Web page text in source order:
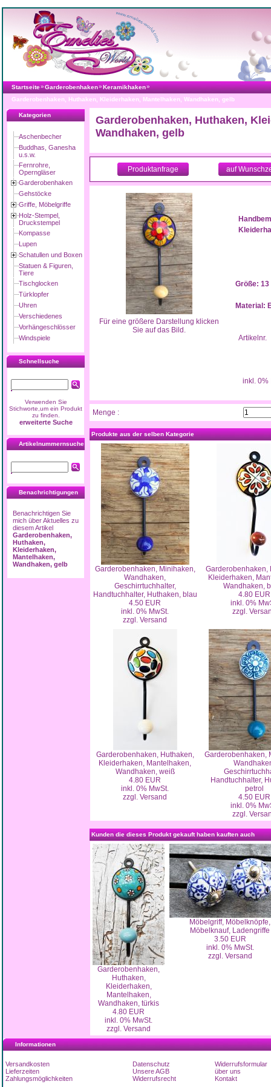
Startseite»Garderobenhaken»Keramikhaken»
Garderobenhaken, Huthaken, Kleiderhaken, Mantelhaken, Wandhaken, gelb
Kategorien
Aschenbecher
Buddhas, Ganesha
u.s.w.
Fernrohre,
Operngläser
Garderobenhaken
Gehstöcke
Griffe, Möbelgriffe
Holz-Stempel,
Druckstempel
Kompasse
Lupen
Schatullen und Boxen
Statuen & Figuren,
Tiere
Tischglocken
Türklopfer
Uhren
Verschiedenes
Vorhängeschlösser
Windspiele
Schnellsuche
Verwenden Sie
Stichworte,um ein Produkt
zu finden.
erweiterte Suche
Artikelnummernsuche
Benachrichtigungen
Benachrichtigen Sie
mich über Aktuelles zu
diesem Artikel
Garderobenhaken,
Huthaken,
Kleiderhaken,
Mantelhaken,
Wandhaken, gelb
Garderobenhaken, Huthaken,
Wandhaken, gelb
Produktanfrage auf
Für eine größere Darstellung klicken
Sie auf das Bild.
Größe:
Material:
Artikelnr.
inkl. 0%
Menge :
Produkte aus der selben Kategorie
Garderobenhaken, Minihaken,
Wandhaken,
Geschirrtuchhalter,
Handtuchhalter, Huthaken, blau
4.50 EUR
inkl. 0% MwSt.
zzgl. Versand
Garderobenhaken,
Kleiderhaken,
Wandhaken,
4.80 EUR
inkl. 0%
zzgl.
Garderobenhaken, Huthaken,
Kleiderhaken, Mantelhaken,
Wandhaken, weiß
4.80 EUR
inkl. 0% MwSt.
zzgl. Versand
Garderobenhaken,
Handtuchhalter,
petrol
4.50 EUR
inkl. 0%
zzgl.
Kunden die dieses Produkt gekauft haben kauften auch
Garderobenhaken,
Huthaken,
Kleiderhaken,
Mantelhaken,
Wandhaken, türkis
4.80 EUR
inkl. 0% MwSt.
zzgl. Versand
Möbelgriff, Möbelknöpfe,
Möbelknauf, Ladengriffe
3.50 EUR
inkl. 0% MwSt.
zzgl. Versand
Informationen
Versandkosten
Lieferzeiten
Zahlungsmöglichkeiten
Datenschutz
Unsere AGB
Widerrufsrecht
Widerrufsformular
über uns
Kontakt